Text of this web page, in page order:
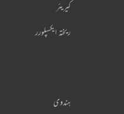
کیریئر
ریختہ ایکسپلورر
ہندوی